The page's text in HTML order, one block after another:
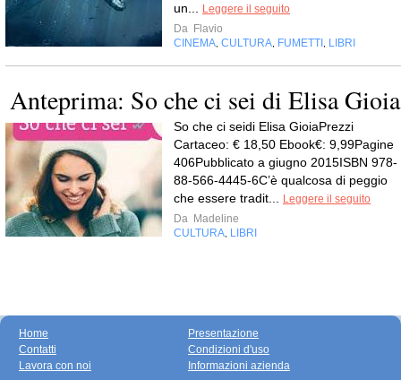
un...
Leggere il seguito
Da Flavio
CINEMA CULTURA FUMETTI LIBRI
Anteprima: So che ci sei di Elisa Gioia
So che ci seidi Elisa GioiaPrezzi
Cartaceo: € 18,50 Ebook€: 9,99Pagine
406Pubblicato a giugno 2015ISBN 978-
88-566-4445-6C’è qualcosa di peggio
che essere tradit...
Leggere il seguito
Da Madeline
CULTURA LIBRI
Home
Contatti
Lavora con noi
Presentazione
Condizioni d'uso
Informazioni azienda